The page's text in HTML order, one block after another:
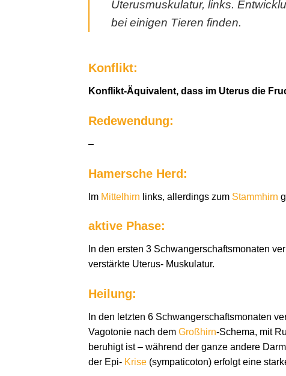
Uterusmuskulatur, links.
bei einigen Tieren finden.
Konflikt:
Konflikt-Äquivalent, dass im Uterus die
Redewendung:
–
Hamersche Herd:
Im Mittelhirn links, allerdings zum Stammhirn
aktive Phase:
In den ersten 3 Schwangerschaftsmonaten
verstärkte Uterus- Muskulatur.
Heilung:
In den letzten 6 Schwangerschaftsmonaten
Vagotonie nach dem Großhirn-Schema, mit
beruhigt ist – während der ganze andere
der Epi- Krise (sympaticoton) erfolgt eine